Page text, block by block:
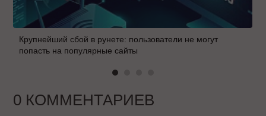
Крупнейший сбой в рунете: пользователи не могут
попасть на популярные сайты
0 КОММЕНТАРИЕВ